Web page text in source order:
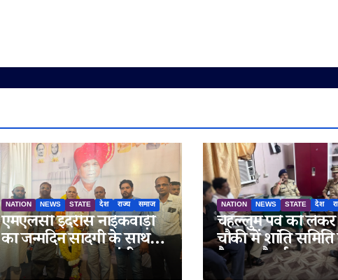
NATION NEWS STATE देश राज्य समाज
एमएलसी इदरीस नाईकवाड़ी
का जन्मदिन सादगी के साथ
मनाया गया, उपमुख्यमंत्री
NATION NEWS STATE देश
चेहल्लुम पर्व को लेकर
चौकी में शांति
बैठक, सौहार्द बनाए